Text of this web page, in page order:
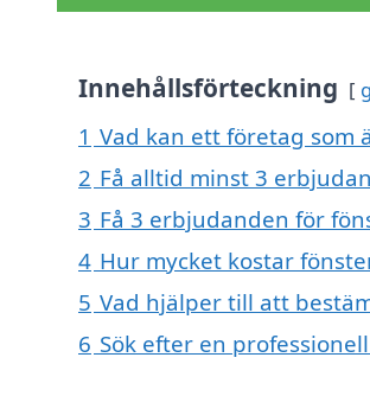
Innehållsförteckning
1 Vad kan ett företag som
2 Få alltid minst 3
3 Få 3 erbjudanden för
4 Hur mycket kostar
5 Vad hjälper till att
6 Sök efter en